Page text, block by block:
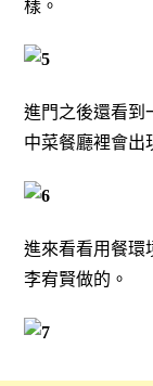
樣。
進門之後還看到
中菜餐廳裡會出
進來看看用餐環
李宥賢做的。